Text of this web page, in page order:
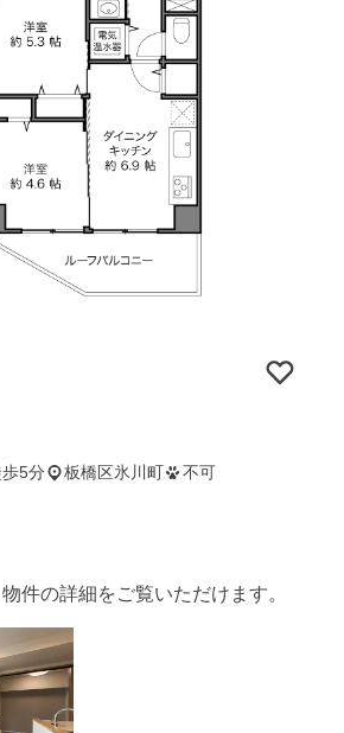
5分
板橋区氷川町 不可
件の詳細をご覧いただけます。